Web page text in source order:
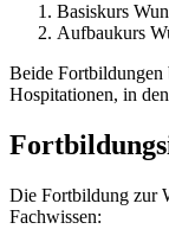
Basiskurs
Aufbaukurs
Beide Fortbildungen
Hospitationen, in
Die Fortbildung zur
Fachwissen: